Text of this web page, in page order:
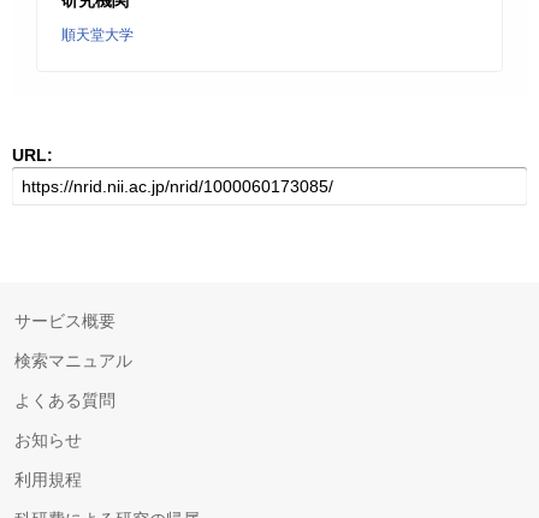
順天堂大学
URL:
サービス概要
検索マニュアル
よくある質問
お知らせ
利用規程